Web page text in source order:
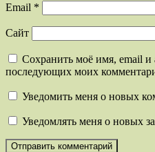
Email *
Сайт
Сохранить моё имя, email и
последующих моих
Уведомить меня о новых
Уведомлять меня о новых